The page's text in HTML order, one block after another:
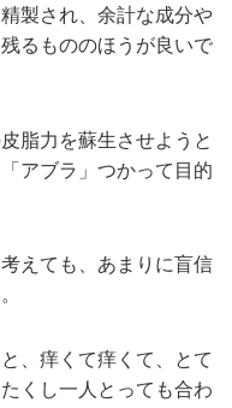
製され、余計な成分や
るもののほうが良いで
脂力を蘇生させようと
アブラ」つかって目的
えても、あまりに盲信
、痒くて痒くて、とて
くし一人とっても合わ